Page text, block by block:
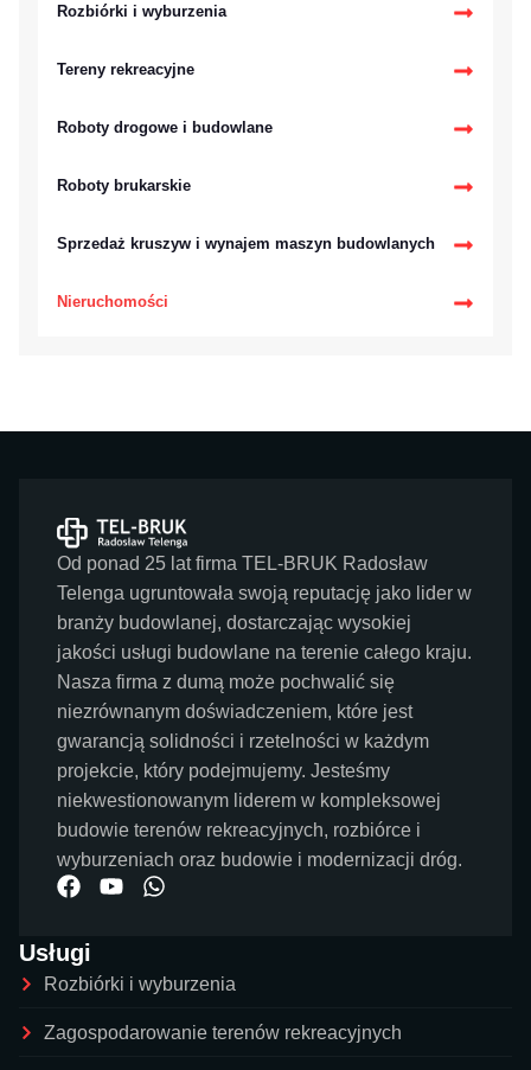
Rozbiórki i wyburzenia
Tereny rekreacyjne
Roboty drogowe i budowlane
Roboty brukarskie
Sprzedaż kruszyw i wynajem maszyn budowlanych
Nieruchomości
Od ponad 25 lat firma TEL-BRUK Radosław
Telenga ugruntowała swoją reputację jako lider w
branży budowlanej, dostarczając wysokiej
jakości usługi budowlane na terenie całego kraju.
Nasza firma z dumą może pochwalić się
niezrównanym doświadczeniem, które jest
gwarancją solidności i rzetelności w każdym
projekcie, który podejmujemy. Jesteśmy
niekwestionowanym liderem w kompleksowej
budowie terenów rekreacyjnych, rozbiórce i
wyburzeniach oraz budowie i modernizacji dróg.
Usługi
Rozbiórki i wyburzenia
Zagospodarowanie terenów rekreacyjnych